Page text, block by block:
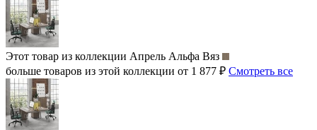
Этот товар из коллекции Апрель Альфа Вяз
больше товаров из этой коллекции от 1 877 ₽ Смотреть все